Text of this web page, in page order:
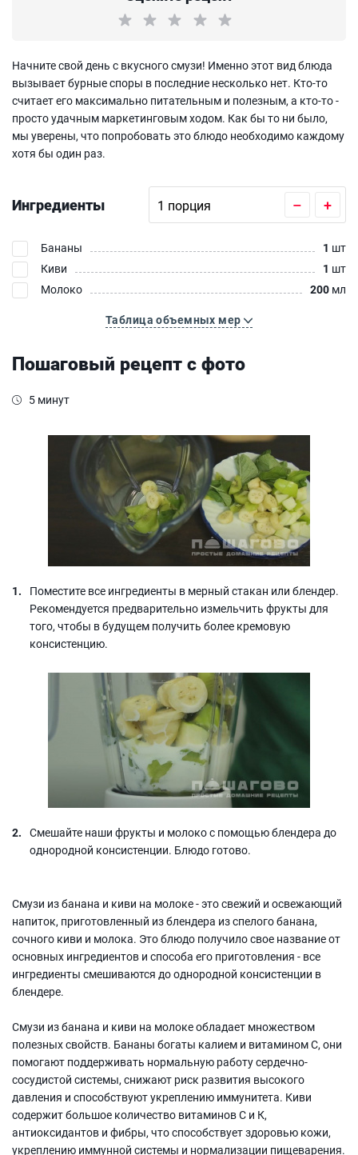
Начните свой день с вкусного смузи! Именно этот вид блюда
вызывает бурные споры в последние несколько нет. Кто-то
считает его максимально питательным и полезным, а кто-то -
просто удачным маркетинговым ходом. Как бы то ни было,
мы уверены, что попробовать это блюдо необходимо каждому
хотя бы один раз.
Ингредиенты – +
Бананы 1 шт
Киви
1 шт
Молоко
200 мл
Таблица объемных мер
Пошаговый рецепт с фото
5 минут
Поместите все ингредиенты в мерный стакан или блендер.
Рекомендуется предварительно измельчить фрукты для
того, чтобы в будущем получить более кремовую
консистенцию.
Смешайте наши фрукты и молоко с помощью блендера до
однородной консистенции. Блюдо готово.
Смузи из банана и киви на молоке - это свежий и освежающий
напиток, приготовленный из блендера из спелого банана,
сочного киви и молока. Это блюдо получило свое название от
основных ингредиентов и способа его приготовления - все
ингредиенты смешиваются до однородной консистенции в
блендере.
Смузи из банана и киви на молоке обладает множеством
полезных свойств. Бананы богаты калием и витамином С, они
помогают поддерживать нормальную работу сердечно-
сосудистой системы, снижают риск развития высокого
давления и способствуют укреплению иммунитета. Киви
содержит большое количество витаминов С и К,
антиоксидантов и фибры, что способствует здоровью кожи,
укреплению иммунной системы и нормализации пищеварения.